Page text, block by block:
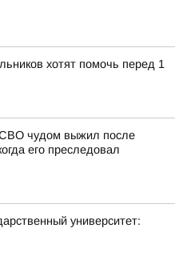
хотят помочь перед 1
чудом выжил после
его преследовал
университет: